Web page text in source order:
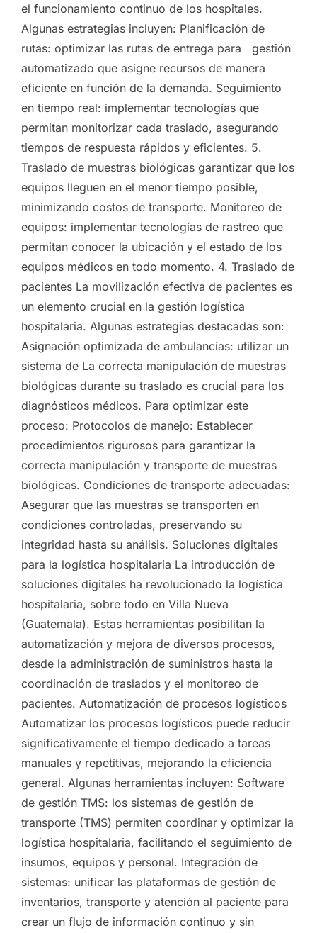
el funcionamiento continuo de los hospitales.
Algunas estrategias incluyen: Planificación de
rutas: optimizar las rutas de entrega para gestión
automatizado que asigne recursos de manera
eficiente en función de la demanda. Seguimiento
en tiempo real: implementar tecnologías que
permitan monitorizar cada traslado, asegurando
tiempos de respuesta rápidos y eficientes. 5.
Traslado de muestras biológicas garantizar que los
equipos lleguen en el menor tiempo posible,
minimizando costos de transporte. Monitoreo de
equipos: implementar tecnologías de rastreo que
permitan conocer la ubicación y el estado de los
equipos médicos en todo momento. 4. Traslado de
pacientes La movilización efectiva de pacientes es
un elemento crucial en la gestión logística
hospitalaria. Algunas estrategias destacadas son:
Asignación optimizada de ambulancias: utilizar un
sistema de La correcta manipulación de muestras
biológicas durante su traslado es crucial para los
diagnósticos médicos. Para optimizar este
proceso: Protocolos de manejo: Establecer
procedimientos rigurosos para garantizar la
correcta manipulación y transporte de muestras
biológicas. Condiciones de transporte adecuadas:
Asegurar que las muestras se transporten en
condiciones controladas, preservando su
integridad hasta su análisis. Soluciones digitales
para la logística hospitalaria La introducción de
soluciones digitales ha revolucionado la logística
hospitalaria, sobre todo en Villa Nueva
(Guatemala). Estas herramientas posibilitan la
automatización y mejora de diversos procesos,
desde la administración de suministros hasta la
coordinación de traslados y el monitoreo de
pacientes. Automatización de procesos logísticos
Automatizar los procesos logísticos puede reducir
significativamente el tiempo dedicado a tareas
manuales y repetitivas, mejorando la eficiencia
general. Algunas herramientas incluyen: Software
de gestión TMS: los sistemas de gestión de
transporte (TMS) permiten coordinar y optimizar la
logística hospitalaria, facilitando el seguimiento de
insumos, equipos y personal. Integración de
sistemas: unificar las plataformas de gestión de
inventarios, transporte y atención al paciente para
crear un flujo de información continuo y sin